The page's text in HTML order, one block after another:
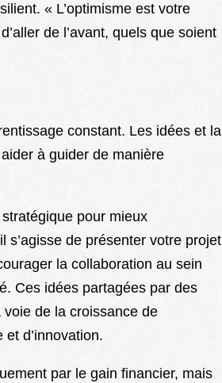
« L’optimisme est votre
de l’avant, quels que soient
constant. Les idées et la
à guider de manière
pour mieux
s’agisse de présenter votre projet
la collaboration au sein
Ces idées partagées par des
de la croissance de
et d’innovation.
par le gain financier, mais